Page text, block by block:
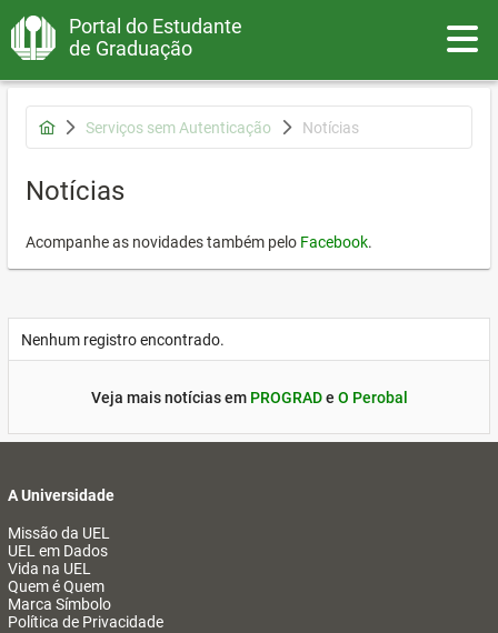
Portal do Estudante
de Graduação
Serviços sem Autenticação Notícias
Notícias
Acompanhe as novidades também pelo Facebook.
Nenhum registro encontrado.
Veja mais notícias em PROGRADe O Perobal
A Universidade
Missão da UEL
UEL em Dados
Vida na UEL
Quem é Quem
Marca Símbolo
Política de Privacidade